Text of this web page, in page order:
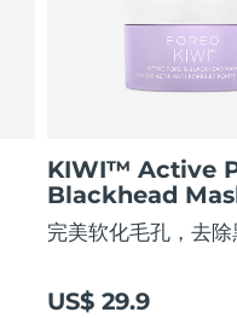
KIWI™ Active
Blackhead
完美软化毛孔，去
US$ 29.9